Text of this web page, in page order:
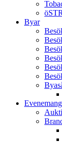
Byar
Evenemang